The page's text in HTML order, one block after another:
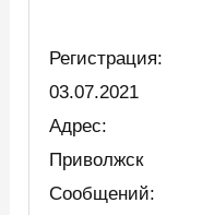
Регистрация:
03.07.2021
Адрес:
Приволжск
Сообщений: